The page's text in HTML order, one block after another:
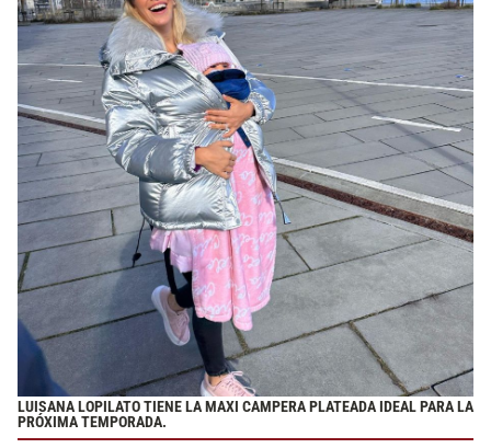
LUISANA LOPILATO TIENE LA MAXI CAMPERA PLATEADA IDEAL PARA LA
PRÓXIMA TEMPORADA.